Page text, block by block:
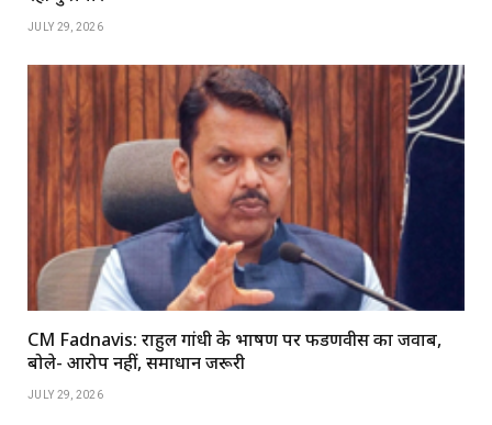
JULY 29, 2026
CM Fadnavis: राहुल गांधी के भाषण पर फडणवीस का जवाब,
बोले- आरोप नहीं, समाधान जरूरी
JULY 29, 2026